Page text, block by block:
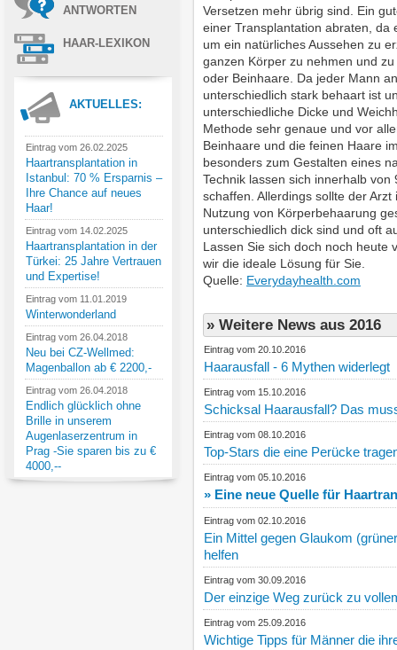
ANTWORTEN
HAAR-LEXIKON
AKTUELLES:
Eintrag vom 26.02.2025
Haartransplantation in
Istanbul: 70 % Ersparnis –
Ihre Chance auf neues
Haar!
Eintrag vom 14.02.2025
Haartransplantation in der
Türkei: 25 Jahre Vertrauen
und Expertise!
Eintrag vom 11.01.2019
Winterwonderland
Eintrag vom 26.04.2018
Neu bei CZ-Wellmed:
Magenballon ab € 2200,-
Eintrag vom 26.04.2018
Endlich glücklich ohne
Brille in unserem
Augenlaserzentrum in
Prag -Sie sparen bis zu €
4000,--
Versetzen mehr übrig sind. Ein
einer Transplantation abraten, da
um ein natürliches Aussehen zu
ganzen Körper zu nehmen und
oder Beinhaare. Da jeder Mann
unterschiedlich stark behaart ist
unterschiedliche Dicke und
Methode sehr genaue und vor
Beinhaare und die feinen Haare
besonders zum Gestalten eines
Technik lassen sich innerhalb
schaffen. Allerdings sollte der
Nutzung von Körperbehaarung
unterschiedlich dick sind und oft
Lassen Sie sich doch noch heute
wir die ideale Lösung für Sie.
Quelle: Everydayhealth.com
» Weitere News aus 2016
Eintrag vom 20.10.2016
Haarausfall - 6 Mythen widerlegt
Eintrag vom 15.10.2016
Schicksal Haarausfall? Das
Eintrag vom 08.10.2016
Top-Stars die eine Perücke
Eintrag vom 05.10.2016
» Eine neue Quelle für
Eintrag vom 02.10.2016
Ein Mittel gegen Glaukom
helfen
Eintrag vom 30.09.2016
Der einzige Weg zurück zu
Eintrag vom 25.09.2016
Wichtige Tipps für Männer die